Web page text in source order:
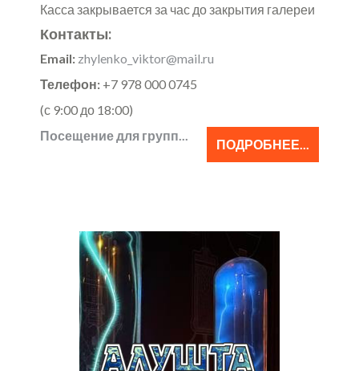
Касса закрывается за час до закрытия галереи
Контакты:
Email: zhylenko_viktor@mail.ru
Телефон: +7 978 000 0745
(с 9:00 до 18:00)
ПОДРОБНЕЕ...
Посещение для групп...